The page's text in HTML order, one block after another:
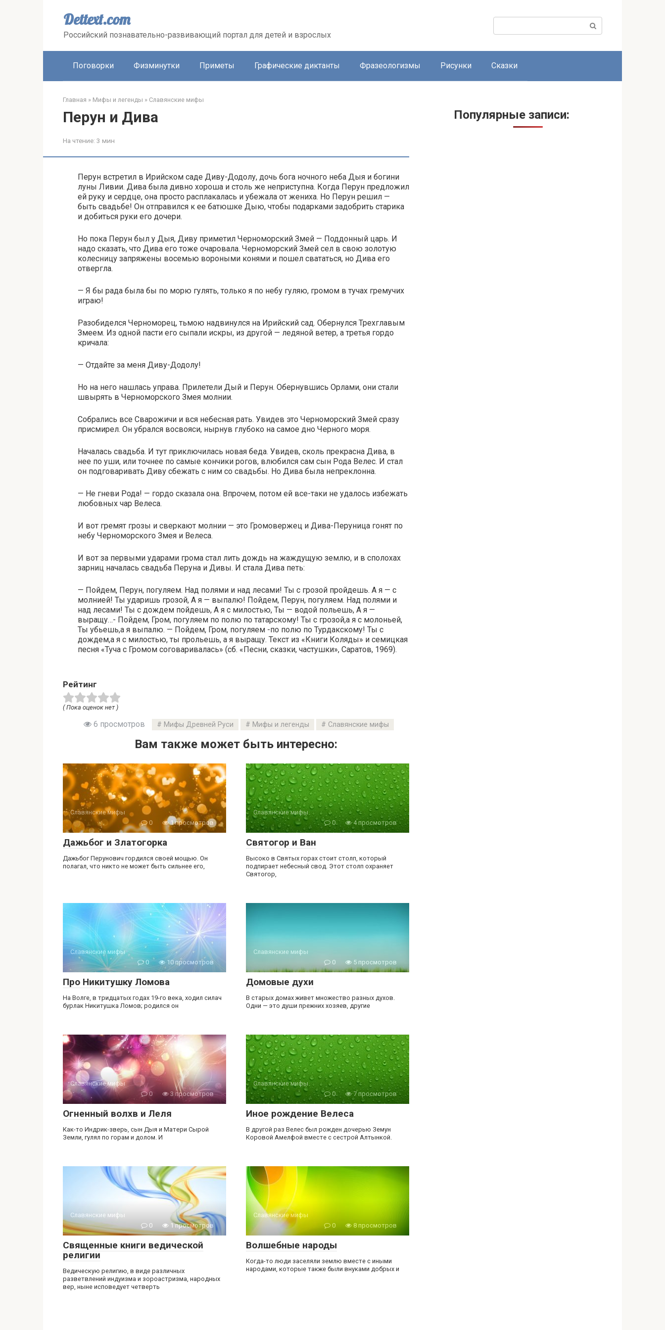
Dettext.com
Российский познавательно-развивающий портал для детей и взрослых
Поиск:
Поговорки Физминутки Приметы Графические диктанты Фразеологизмы Рисунки Сказки
Главная » Мифы и легенды » Славянские мифы
Перун и Дива
На чтение: 3 мин
Перун встретил в Ирийском саде Диву-Додолу, дочь бога ночного неба Дыя и богини
луны Ливии. Дива была дивно хороша и столь же неприступна. Когда Перун предложил
ей руку и сердце, она просто расплакалась и убежала от жениха. Но Перун решил —
быть свадьбе! Он отправился к ее батюшке Дыю, чтобы подарками задобрить старика
и добиться руки его дочери.
Но пока Перун был у Дыя, Диву приметил Черноморский Змей — Поддонный царь. И
надо сказать, что Дива его тоже очаровала. Черноморский Змей сел в свою золотую
колесницу запряжены восемью вороными конями и пошел свататься, но Дива его
отвергла.
— Я бы рада была бы по морю гулять, только я по небу гуляю, громом в тучах гремучих
играю!
Разобиделся Черноморец, тьмою надвинулся на Ирийский сад. Обернулся Трехглавым
Змеем. Из одной пасти его сыпали искры, из другой — ледяной ветер, а третья гордо
кричала:
— Отдайте за меня Диву-Додолу!
Но на него нашлась управа. Прилетели Дый и Перун. Обернувшись Орлами, они стали
швырять в Черноморского Змея молнии.
Собрались все Сварожичи и вся небесная рать. Увидев это Черноморский Змей сразу
присмирел. Он убрался восвояси, нырнув глубоко на самое дно Черного моря.
Началась свадьба. И тут приключилась новая беда. Увидев, сколь прекрасна Дива, в
нее по уши, или точнее по самые кончики рогов, влюбился сам сын Рода Велес. И стал
он подговаривать Диву сбежать с ним со свадьбы. Но Дива была непреклонна.
— Не гневи Рода! — гордо сказала она. Впрочем, потом ей все-таки не удалось избежать
любовных чар Велеса.
И вот гремят грозы и сверкают молнии — это Громовержец и Дива-Перуница гонят по
небу Черноморского Змея и Велеса.
И вот за первыми ударами грома стал лить дождь на жаждущую землю, и в сполохах
зарниц началась свадьба Перуна и Дивы. И стала Дива петь:
— Пойдем, Перун, погуляем. Над полями и над лесами! Ты с грозой пройдешь. А я — с
молнией! Ты ударишь грозой, А я — выпалю! Пойдем, Перун, погуляем. Над полями и
над лесами! Ты с дождем пойдешь, А я с милостью, Ты — водой польешь, А я —
выращу…- Пойдем, Гром, погуляем по полю по татарскому! Ты с грозой,а я с молоньей,
Ты убьешь,а я выпалю. — Пойдем, Гром, погуляем -по полю по Турдакскому! Ты с
дождем,а я с милостью, ты прольешь, а я выращу. Текст из «Книги Коляды» и семицкая
песня «Туча с Громом соговаривалась» (сб. «Песни, сказки, частушки», Саратов, 1969).
Рейтинг
( Пока оценок нет )
6 просмотров Мифы Древней Руси Мифы и легенды Славянские мифы
Вам также может быть интересно:
Славянские мифы
0
1 просмотров
Дажьбог и Златогорка
Дажьбог Перунович гордился своей мощью. Он
полагал, что никто не может быть сильнее его,
Славянские мифы
0
4 просмотров
Святогор и Ван
Высоко в Святых горах стоит столп, который
подпирает небесный свод. Этот столп охраняет
Святогор,
Славянские мифы
0
10 просмотров
Про Никитушку Ломова
На Волге, в тридцатых годах 19-го века, ходил силач
бурлак Никитушка Ломов; родился он
Славянские мифы
0
5 просмотров
Домовые духи
В старых домах живет множество разных духов.
Одни — это души прежних хозяев, другие
Славянские мифы
0
3 просмотров
Огненный волхв и Леля
Как-то Индрик-зверь, сын Дыя и Матери Сырой
Земли, гулял по горам и долом. И
Славянские мифы
0
7 просмотров
Иное рождение Велеса
В другой раз Велес был рожден дочерью Земун
Коровой Амелфой вместе с сестрой Алтынкой.
Славянские мифы
0
1 просмотров
Священные книги ведической
религии
Ведическую религию, в виде различных
разветвлений индуизма и зороастризма, народных
вер, ныне исповедует четверть
Славянские мифы
0
8 просмотров
Волшебные народы
Когда-то люди заселяли землю вместе с иными
народами, которые также были внуками добрых и
Популярные записи: